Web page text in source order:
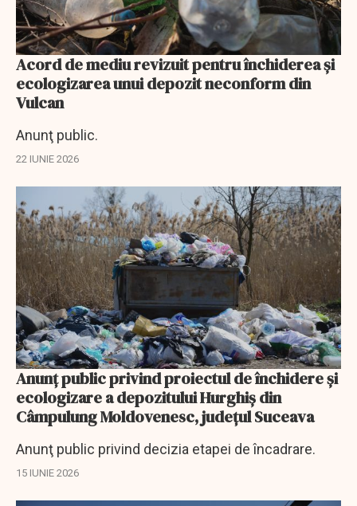
Acord de mediu revizuit pentru închiderea și
ecologizarea unui depozit neconform din
Vulcan
Anunţ public.
22 IUNIE 2026
Anunţ public privind proiectul de închidere și
ecologizare a depozitului Hurghiș din
Câmpulung Moldovenesc, judeţul Suceava
Anunţ public privind decizia etapei de încadrare.
15 IUNIE 2026